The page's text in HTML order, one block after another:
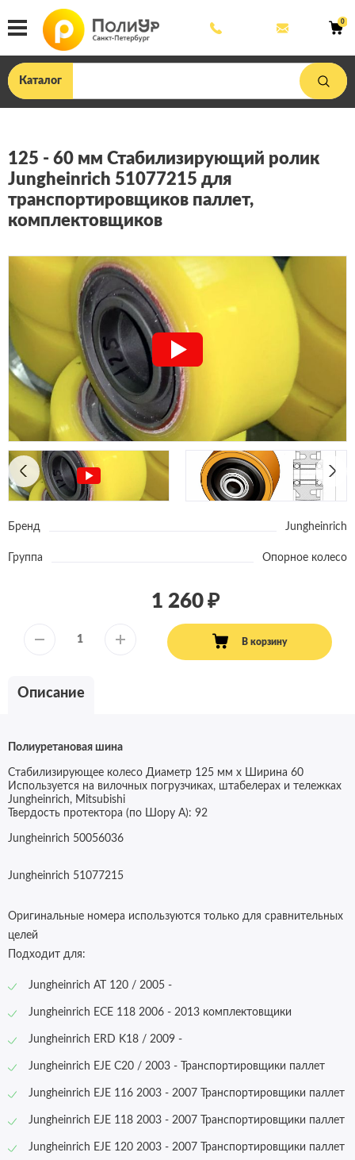
33
0
Каталог
125 - 60 мм Стабилизирующий ролик
Jungheinrich 51077215 для
транспортировщиков паллет,
комплектовщиков
Бренд Jungheinrich
Группа Опорное колесо
1 260
В корзину
Описание
Полиуретановая шина
Стабилизирующее колесо Диаметр 125 мм x Ширина 60
Используется на вилочных погрузчиках, штабелерах и тележках
Jungheinrich, Mitsubishi
Твердость протектора (по Шору А): 92
Jungheinrich 50056036
Jungheinrich 51077215
Оригинальные номера используются только для сравнительных
целей
Подходит для:
Jungheinrich AT 120 / 2005 -
Jungheinrich ECE 118 2006 - 2013 комплектовщики
Jungheinrich ERD K18 / 2009 -
Jungheinrich EJE C20 / 2003 - Транспортировщики паллет
Jungheinrich EJE 116 2003 - 2007 Транспортировщики паллет
Jungheinrich EJE 118 2003 - 2007 Транспортировщики паллет
Jungheinrich EJE 120 2003 - 2007 Транспортировщики паллет